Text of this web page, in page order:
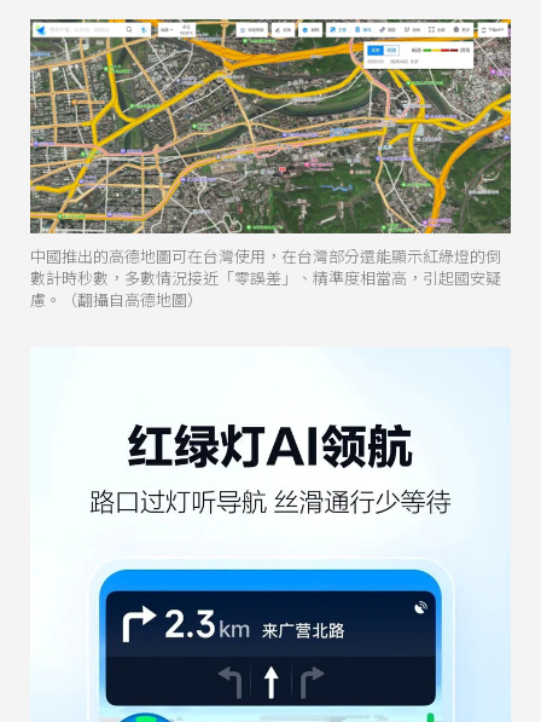
中國推出的高德地圖可在台灣使用，在台灣部分還能顯示紅綠燈的倒
數計時秒數，多數情況接近「零誤差」、精準度相當高，引起國安疑
慮。（翻攝自高德地圖）